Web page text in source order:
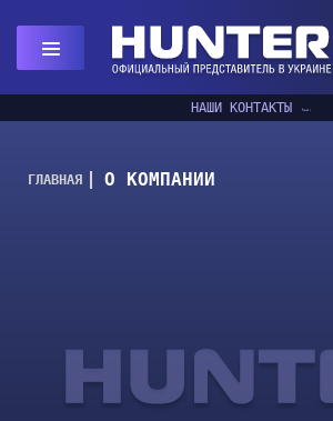
НАШИ КОНТАКТЫ
ГЛАВНАЯ О КОМПАНИИ